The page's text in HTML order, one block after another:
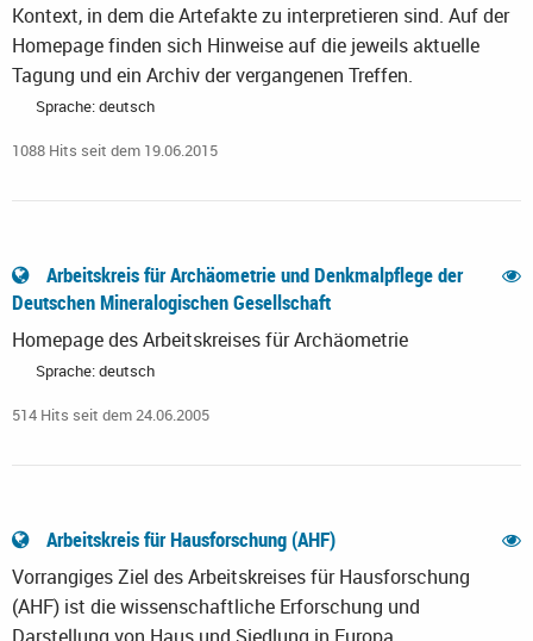
Kontext, in dem die Artefakte zu interpretieren sind. Auf der
Homepage finden sich Hinweise auf die jeweils aktuelle
Tagung und ein Archiv der vergangenen Treffen.
Sprache: deutsch
1088 Hits seit dem 19.06.2015
Arbeitskreis für Archäometrie und Denkmalpflege der
Deutschen Mineralogischen Gesellschaft
Homepage des Arbeitskreises für Archäometrie
Sprache: deutsch
514 Hits seit dem 24.06.2005
Arbeitskreis für Hausforschung (AHF)
Vorrangiges Ziel des Arbeitskreises für Hausforschung
(AHF) ist die wissenschaftliche Erforschung und